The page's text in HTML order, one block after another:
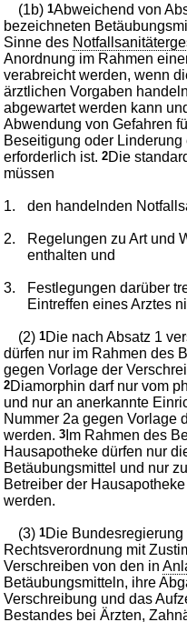
(1b)1Abweichend von
bezeichneten
Sinne des
Anordnung im Rahmen
verabreicht werden, wenn
ärztlichen Vorgaben
abgewartet werden kann
Abwendung von Gefahren
Beseitigung oder
erforderlich ist.2Die
müssen
1. den handelnden
2.
Regelungen zu Art und
enthalten und
3.
Festlegungen darüber
Eintreffen eines Arztes
(2)1Die nach Absatz 1
dürfen nur im Rahmen des
gegen Vorlage der
2Diamorphin darf nur vom
und nur an anerkannte
Nummer 2a gegen Vorlage
werden.3 Im Rahmen des
Hausapotheke dürfen nur
Betäubungsmittel und nur
Betreiber der
werden.
(3)1Die
Rechtsverordnung mit
Verschreiben von den in
Betäubungsmitteln, ihre
Verschreibung und das
Bestandes bei Ärzten,